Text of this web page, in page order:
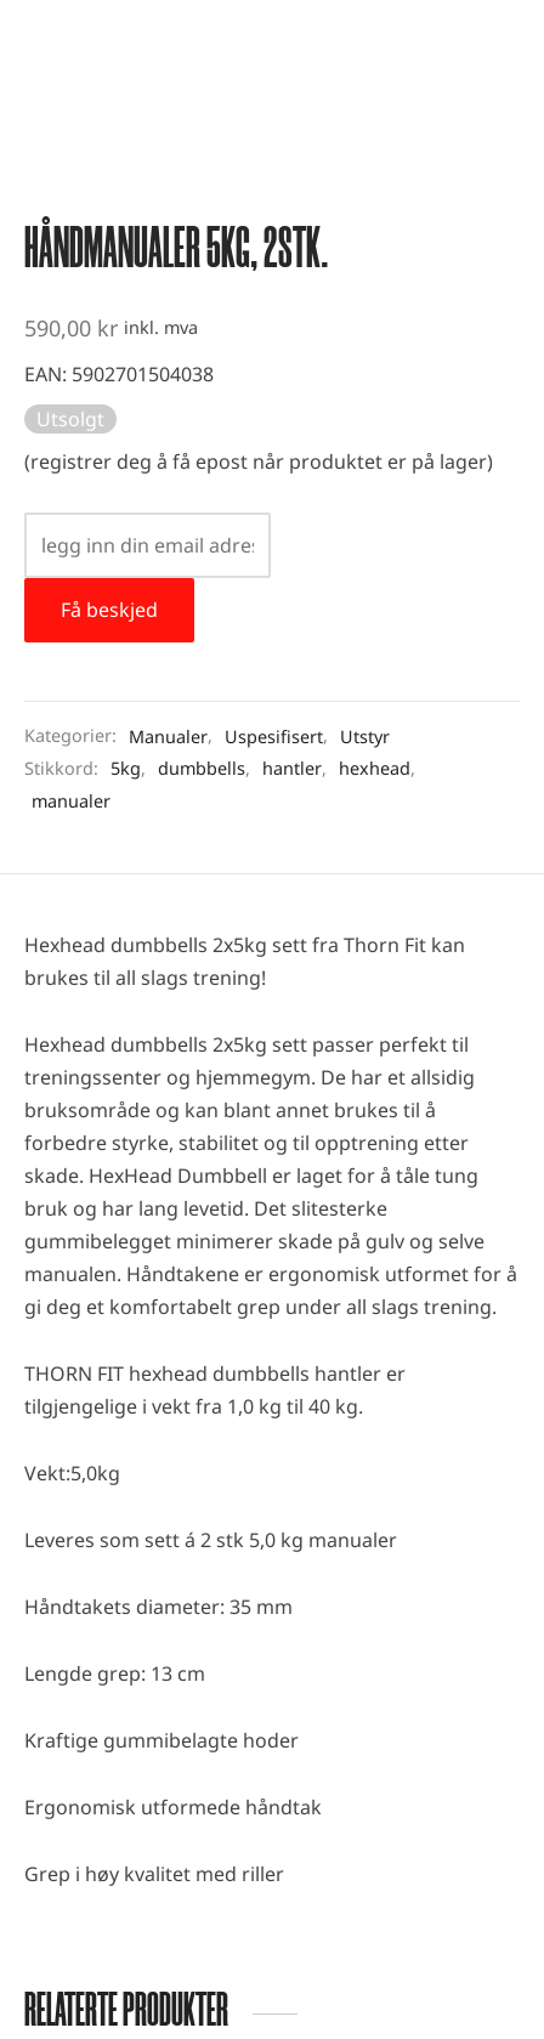
HÅNDMANUALER 5KG, 2STK.
590,00 kr inkl. mva
EAN: 5902701504038
Utsolgt
(registrer deg å få epost når produktet er på lager)
Kategorier: Manualer, Uspesifisert,
Utstyr
Stikkord:
5kg, dumbbells, hantler, hexhead,
manualer
Hexhead dumbbells 2x5kg sett fra Thorn Fit kan
brukes til all slags trening!
Hexhead dumbbells 2x5kg sett passer perfekt til
treningssenter og hjemmegym. De har et allsidig
bruksområde og kan blant annet brukes til å
forbedre styrke, stabilitet og til opptrening etter
skade. HexHead Dumbbell er laget for å tåle tung
bruk og har lang levetid. Det slitesterke
gummibelegget minimerer skade på gulv og selve
manualen. Håndtakene er ergonomisk utformet for å
gi deg et komfortabelt grep under all slags trening.
THORN FIT hexhead dumbbells hantler er
tilgjengelige i vekt fra 1,0 kg til 40 kg.
Vekt:5,0kg
Leveres som sett á 2 stk 5,0 kg manualer
Håndtakets diameter: 35 mm
Lengde grep: 13 cm
Kraftige gummibelagte hoder
Ergonomisk utformede håndtak
Grep i høy kvalitet med riller
RELATERTE PRODUKTER